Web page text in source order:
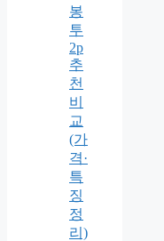
봉
투
2p
추
천
비
교
(가
격·
특
징
정
리)